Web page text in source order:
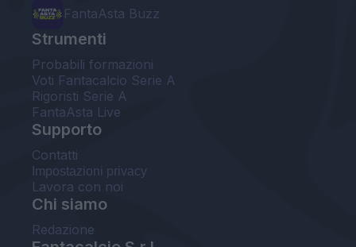
FantaAsta Buzz
Strumenti
Probabili formazioni
Voti Fantacalcio Serie A
Rigoristi Serie A
FantaAsta Live
Supporto
Contatti
Impostazioni privacy
Lavora con noi
Chi siamo
Redazione